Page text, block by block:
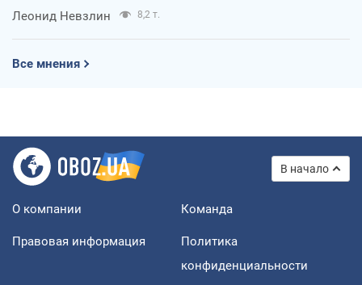
Леонид Невзлин 8,2 т.
Все мнения
В начало
О компании Команда
Правовая информация
Политика
конфиденциальности